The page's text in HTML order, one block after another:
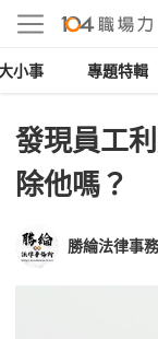
小事 專題特輯
發現員工
除他嗎？
勝綸法律事